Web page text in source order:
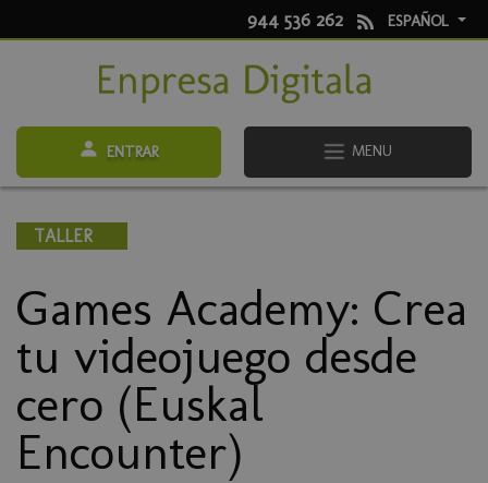
944 536 262 ESPAÑOL
ENTRAR MENU
TALLER
Games Academy: Crea
tu videojuego desde
cero (Euskal
Encounter)